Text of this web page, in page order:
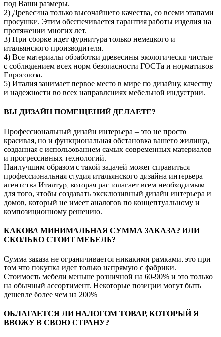
под Ваши размеры.
2) Древесина только высочайшего качества, со всеми этапами
просушки. Этим обеспечивается гарантия работы изделия на
протяжении многих лет.
3) При сборке идет фурнитура только немецкого и
итальянского производителя.
4) Все материалы обработки древесины экологически чистые
с соблюдением всех норм безопасности ГОСТа и нормативов
Евросоюза.
5) Италия занимает первое место в мире по дизайну, качеству
и надежности во всех направлениях мебельной индустрии.
ВЫ ДИЗАЙН ПОМЕЩЕНИЙ ДЕЛАЕТЕ?
Профессиональный дизайн интерьера – это не просто
красивая, но и функциональная обстановка вашего жилища,
созданная с использованием самых современных материалов
и прогрессивных технологий.
Наилучшим образом с такой задачей может справиться
профессиональная студия итальянского дизайна интерьера
агентства Италтур, которая располагает всем необходимым
для того, чтобы создавать эксклюзивный дизайн интерьера и
домов, который не имеет аналогов по концептуальному и
композиционному решению.
КАКОВА МИНИМАЛЬНАЯ СУММА ЗАКАЗА? ИЛИ
СКОЛЬКО СТОИТ МЕБЕЛЬ?
Сумма заказа не ограничивается никакими рамками, это при
том что покупка идет только напрямую с фабрики.
Стоимость мебели меньше розничной на 60-90% и это только
на обычный ассортимент. Некоторые позиции могут быть
дешевле более чем на 200%
ОБЛАГАЕТСЯ ЛИ НАЛОГОМ ТОВАР, КОТОРЫЙ Я
ВВОЖУ В СВОЮ СТРАНУ?